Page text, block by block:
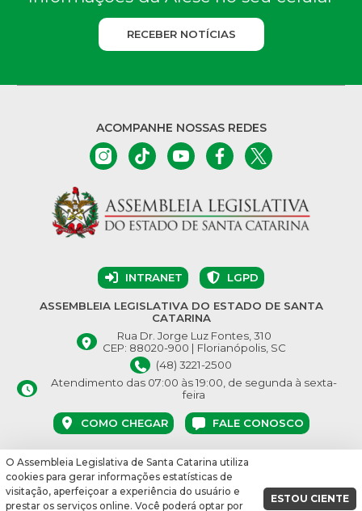
RECEBER NOTÍCIAS
ACOMPANHE NOSSAS REDES
INTRANET LGPD
ASSEMBLEIA LEGISLATIVA DO ESTADO DE SANTA
CATARINA
Rua Dr. Jorge Luz Fontes, 310
CEP: 88020-900 | Florianópolis, SC
(48) 3221-2500
Atendimento das 07:00 às 19:00, de segunda à sexta-
feira
COMO CHEGAR FALE CONOSCO
© Assembleia Legislativa do Estado de Santa Catarina 2026.
Desenvolvido por:
vbuild 17609
O Assembleia Legislativa de Santa Catarina utiliza
cookies para gerar informações estatísticas de
visitação, aperfeiçoar a experiência do usuário e
prestar os serviços online. Você poderá optar por
ESTOU CIENTE